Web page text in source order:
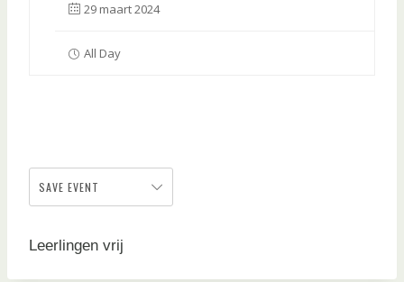
29 maart 2024
All Day
SAVE EVENT
Leerlingen vrij